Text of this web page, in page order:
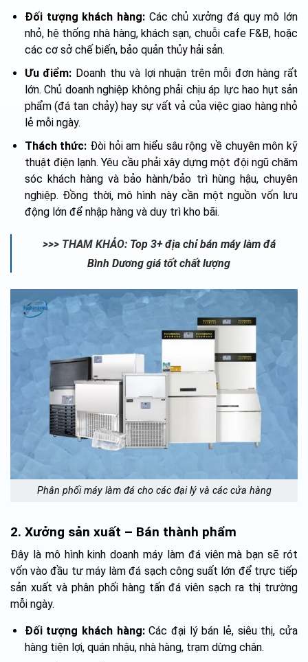
Đối tượng khách hàng:Các chủ xưởng đá quy mô lớn
nhỏ, hệ thống nhà hàng, khách sạn, chuỗi cafe F&B, hoặc
các cơ sở chế biến, bảo quản thủy hải sản.
Ưu điểm: Doanh thu và lợi nhuận trên mỗi đơn hàng rất
lớn. Chủ doanh nghiệp không phải chịu áp lực hao hụt sản
phẩm (đá tan chảy) hay sự vất vả của việc giao hàng nhỏ
lẻ mỗi ngày.
Thách thức: Đòi hỏi am hiểu sâu rộng về chuyên môn kỹ
thuật điện lạnh. Yêu cầu phải xây dựng một đội ngũ chăm
sóc khách hàng và bảo hành/bảo trì hùng hậu, chuyên
nghiệp. Đồng thời, mô hình này cần một nguồn vốn lưu
động lớn để nhập hàng và duy trì kho bãi.
>>> THAM KHẢO: Top 3+ địa chỉ bán máy làm đá
Bình Dương giá tốt chất lượng
Phân phối máy làm đá cho các đại lý và các cửa hàng
2. Xưởng sản xuất – Bán thành phẩm
Đây là mô hình kinh doanh máy làm đá viên mà bạn sẽ rót
vốn vào đầu tư máy làm đá sạch công suất lớn để trực tiếp
sản xuất và phân phối hàng tấn đá viên sạch ra thị trường
mỗi ngày.
Đối tượng khách hàng:Các đại lý bán lẻ, siêu thị, cửa
hàng tiện lợi, quán nhậu, nhà hàng, trạm dừng chân.